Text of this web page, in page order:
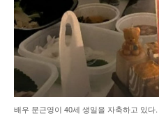
배우 문근영이 40세 생일을 자축하고 있다